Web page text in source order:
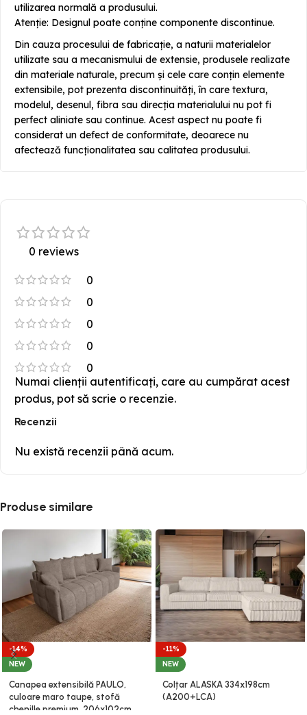
utilizarea normală a produsului.
Atenție: Designul poate conține componente discontinue.
Din cauza procesului de fabricație, a naturii materialelor
utilizate sau a mecanismului de extensie, produsele realizate
din materiale naturale, precum și cele care conțin elemente
extensibile, pot prezenta discontinuități, în care textura,
modelul, desenul, fibra sau direcția materialului nu pot fi
perfect aliniate sau continue. Acest aspect nu poate fi
considerat un defect de conformitate, deoarece nu
afectează funcționalitatea sau calitatea produsului.
0 reviews
0
0
0
0
0
Recenzii
Nu există recenzii până acum.
Numai clienții autentificați, care au cumpărat acest
produs, pot să scrie o recenzie.
Produse similare
-14%
NEW
Canapea extensibilă PAULO,
culoare maro taupe, stofă
chenille premium, 206x102cm
-11%
NEW
Colțar ALASKA 334x198cm
(A200+LCA)